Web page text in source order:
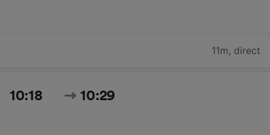
11m, direct
10:18 10:29